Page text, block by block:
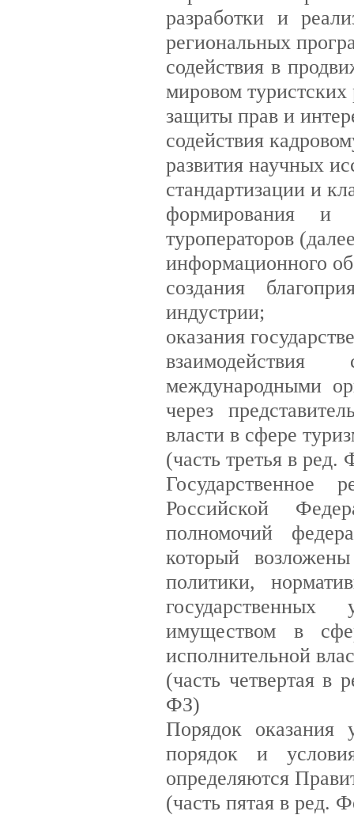
разработки и
региональных
содействия в
мировом
защиты прав и
содействия
развития научных
стандартизации и
формирования и
туроператоров
информационного
создания
индустрии;
оказания
международными
через
власти в сфере
(часть третья в
Государственное
Российской
полномочий
который
политики,
имуществом в
исполнительной
(часть четвертая в
ФЗ)
Порядок оказания
порядок и
определяются
(часть пятая в ред.